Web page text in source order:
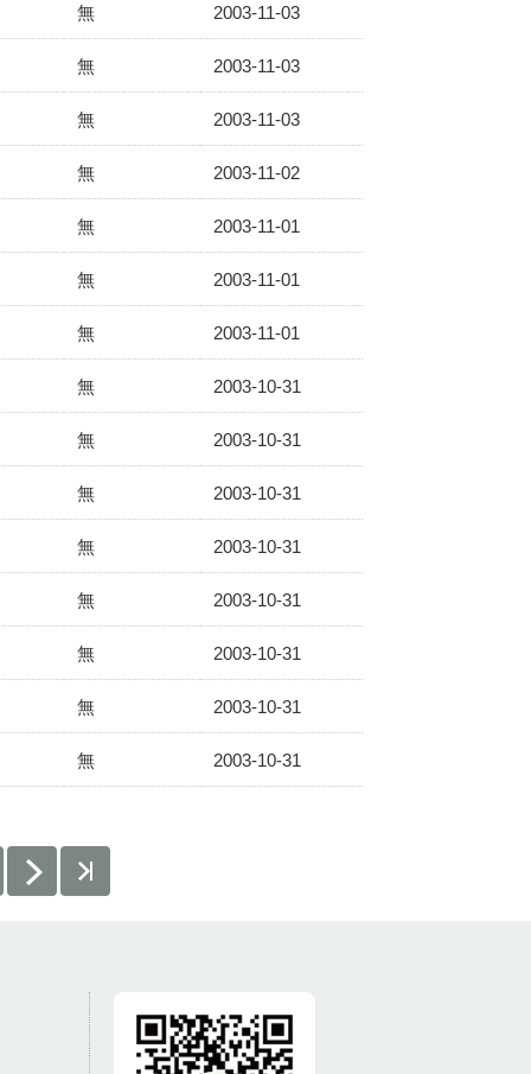
無 2003-11-03
無 2003-11-03
無 2003-11-03
無 2003-11-02
無 2003-11-01
無 2003-11-01
無 2003-11-01
無 2003-10-31
無 2003-10-31
無 2003-10-31
無 2003-10-31
無 2003-10-31
無 2003-10-31
無 2003-10-31
無 2003-10-31